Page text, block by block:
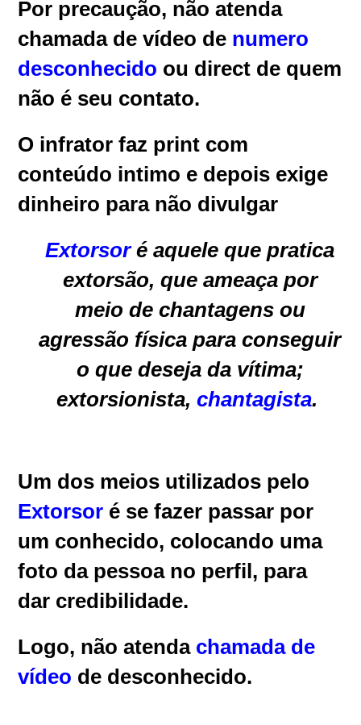
Por precaução, não atenda
chamada de vídeo de numero
desconhecido ou direct de quem
não é seu contato.
O infrator faz print com
conteúdo intimo e depois exige
dinheiro para não divulgar
Extorsoré aquele que pratica
extorsão, que ameaça por
meio de chantagens ou
agressão física para conseguir
o que deseja da vítima;
extorsionista, chantagista.
Um dos meios utilizados pelo
Extorsor é se fazer passar por
um conhecido, colocando uma
foto da pessoa no perfil, para
dar credibilidade.
Logo, não atenda chamada de
vídeo de desconhecido.